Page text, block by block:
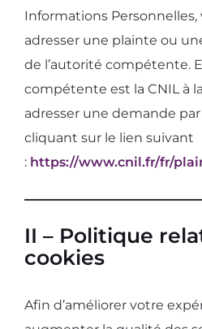
Informations Personnelles,
adresser une plainte ou
de l’autorité compétente.
compétente est la CNIL à
adresser une demande
cliquant sur le lien suivant
: https://www.cnil.fr/fr/
II – Politique
cookies
Afin d’améliorer votre